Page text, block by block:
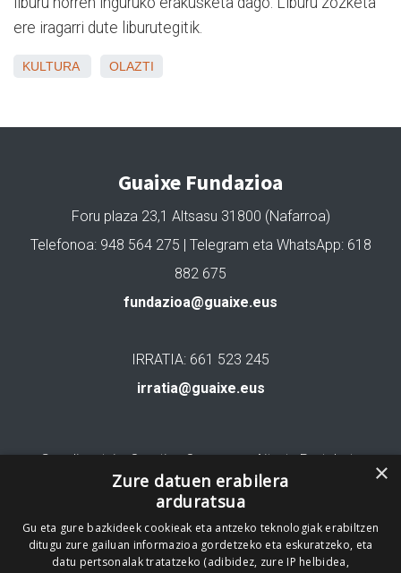
ere iragarri dute liburutegitik.
KULTURA OLAZTI
Guaixe Fundazioa
Foru plaza 23,1 Altsasu 31800 (Nafarroa)
Telefonoa: 948 564 275 | Telegram eta WhatsApp: 618
882 675
fundazioa@guaixe.eus
IRRATIA: 661 523 245
irratia@guaixe.eus
Gure lizentzia: Creative Commons Aitortu Partekatu
Codesyntaxek garatua
×
Zure datuen erabilera
arduratsua
Gu eta gure bazkideek cookieak eta antzeko teknologiak erabiltzen
ditugu zure gailuan informazioa gordetzeko eta eskuratzeko, eta
datu pertsonalak tratatzeko (adibidez, zure IP helbidea,